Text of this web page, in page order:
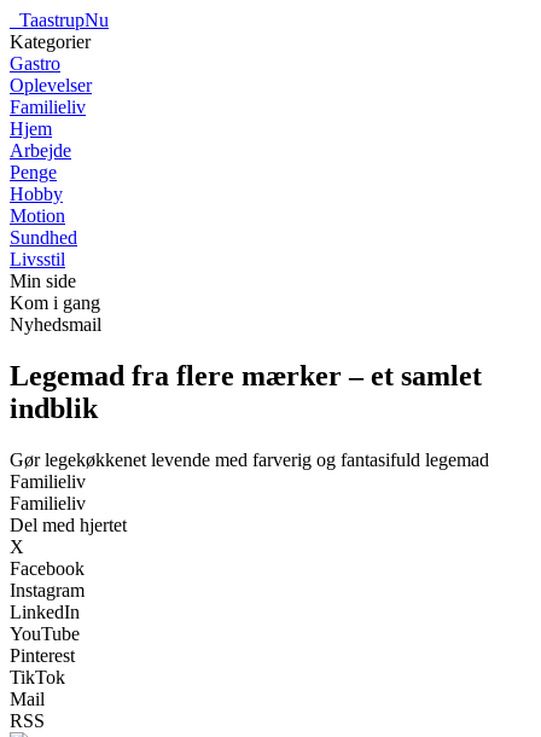
TaastrupNu
Kategorier
Gastro
Oplevelser
Familieliv
Hjem
Arbejde
Penge
Hobby
Motion
Sundhed
Livsstil
Min side
Kom i gang
Nyhedsmail
Legemad fra flere mærker – et samlet
indblik
Gør legekøkkenet levende med farverig og fantasifuld legemad
Familieliv
Familieliv
Del med hjertet
X
Facebook
Instagram
LinkedIn
YouTube
Pinterest
TikTok
Mail
RSS